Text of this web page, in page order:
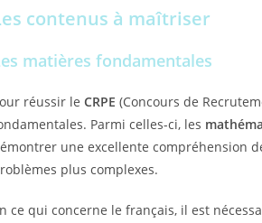
contenus à maîtriser
matières fondamentales
réussir le CRPE (Concours de
Parmi celles-ci, les
une excellente compréhension
plus complexes.
ce qui concerne le français, il est